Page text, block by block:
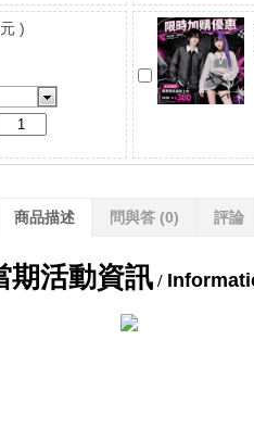
元 )
商品描述 問與答 (0) 評論